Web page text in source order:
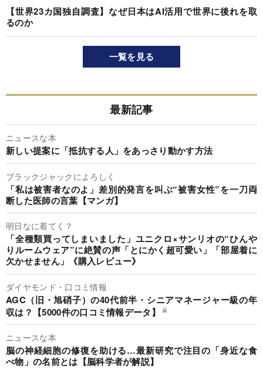
【世界23カ国独自調査】なぜ日本はAI活用で世界に後れを取
るのか
一覧を見る
最新記事
ニュースな本
新しい提案に「抵抗する人」をあっさり動かす方法
ブラックジャックによろしく
「私は被害者なのよ」差別的発言を叫ぶ“被害女性”を一刀両
断した医師の言葉【マンガ】
明日なに着てく？
「全種類買ってしまいました」ユニクロ×サンリオの“ひんや
りルームウェア”に絶賛の声「とにかく超可愛い」「部屋着に
欠かせません」《購入レビュー》
ダイヤモンド・口コミ情報
AGC（旧・旭硝子）の40代前半・シニアマネージャー級の年
収は？【5000件の口コミ情報データ】
ニュースな本
脳の神経細胞の修復を助ける…最新研究で注目の「身近な食
べ物」の名前とは【脳科学者が解説】